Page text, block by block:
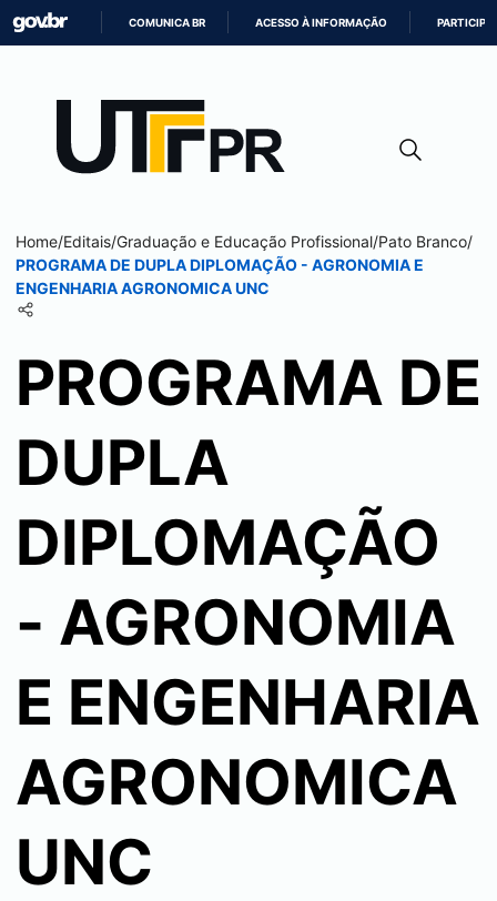
CONTEÚDO
COMUNICA BR ACESSO À INFORMAÇÃO PARTICIPE
Home/Editais/Graduação e Educação Profissional/Pato Branco/
PROGRAMA DE DUPLA DIPLOMAÇÃO - AGRONOMIA E
ENGENHARIA AGRONOMICA UNC
PROGRAMA DE
DUPLA
DIPLOMAÇÃO
- AGRONOMIA
E ENGENHARIA
AGRONOMICA
UNC